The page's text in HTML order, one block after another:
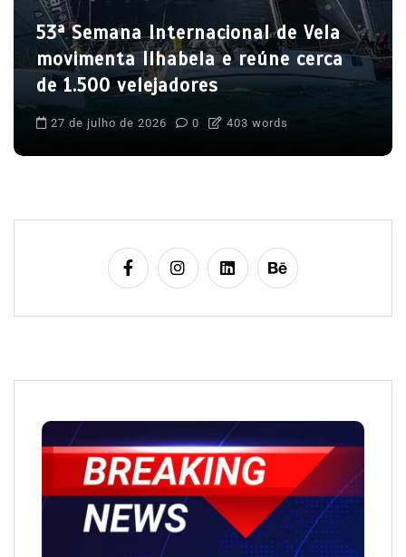
53ª Semana Internacional de Vela
movimenta Ilhabela e reúne cerca
de 1.500 velejadores
27 de julho de 2026 0 403 words